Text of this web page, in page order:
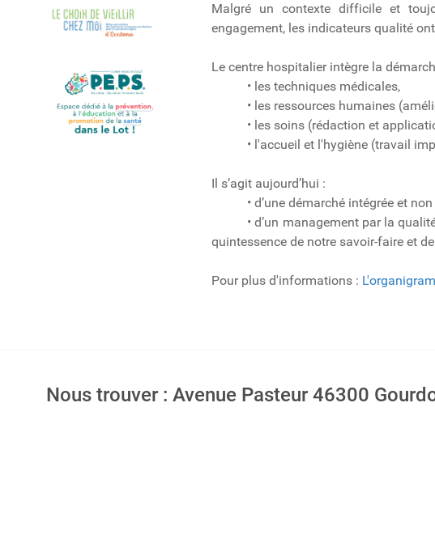
Malgré un contexte difficile et
engagement, les indicateurs qualité
Le centre hospitalier intègre la
• les techniques médicales,
• les ressources humaines
• les soins (rédaction et
• l'accueil et l'hygiène (travail
Il s’agit aujourd’hui :
• d’une démarché intégrée et non
• d’un management par la qualité
quintessence de notre savoir-faire et
Pour plus d'informations :
Nous trouver : Avenue Pasteur 46300